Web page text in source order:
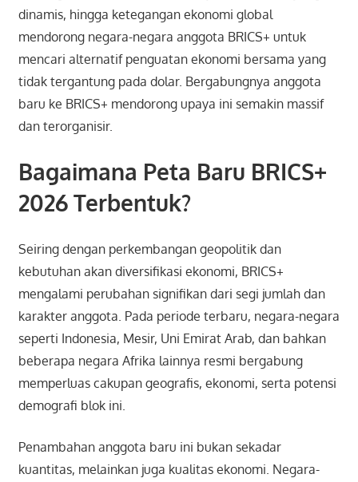
dinamis, hingga ketegangan ekonomi global
mendorong negara-negara anggota BRICS+ untuk
mencari alternatif penguatan ekonomi bersama yang
tidak tergantung pada dolar. Bergabungnya anggota
baru ke BRICS+ mendorong upaya ini semakin massif
dan terorganisir.
Bagaimana Peta Baru BRICS+
2026 Terbentuk?
Seiring dengan perkembangan geopolitik dan
kebutuhan akan diversifikasi ekonomi, BRICS+
mengalami perubahan signifikan dari segi jumlah dan
karakter anggota. Pada periode terbaru, negara-negara
seperti Indonesia, Mesir, Uni Emirat Arab, dan bahkan
beberapa negara Afrika lainnya resmi bergabung
memperluas cakupan geografis, ekonomi, serta potensi
demografi blok ini.
Penambahan anggota baru ini bukan sekadar
kuantitas, melainkan juga kualitas ekonomi. Negara-